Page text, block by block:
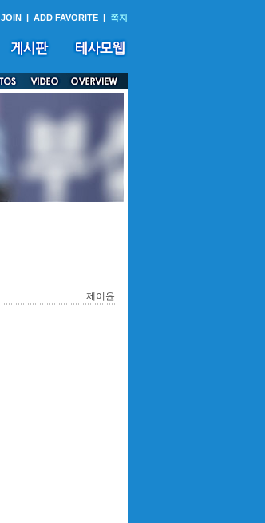
JOIN | ADD FAVORITE | 쪽지
제이윤